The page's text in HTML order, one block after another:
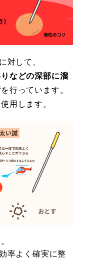
対して、
などの深部に溜
を行っています。
用します。
率よく確実に整